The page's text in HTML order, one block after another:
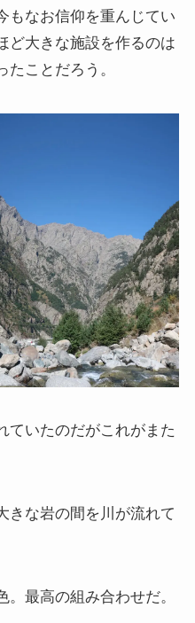
もなお信仰を重んじてい
ど大きな施設を作るのは
ことだろう。
ていたのだがこれがまた
きな岩の間を川が流れて
最高の組み合わせだ。